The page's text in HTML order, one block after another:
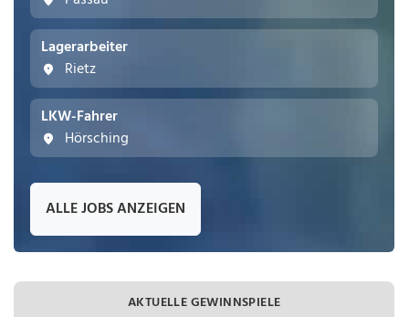
Lagerarbeiter
Rietz
LKW-Fahrer
Hörsching
ALLE JOBS ANZEIGEN
AKTUELLE GEWINNSPIELE